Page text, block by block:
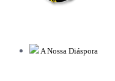
A Nossa Diáspora